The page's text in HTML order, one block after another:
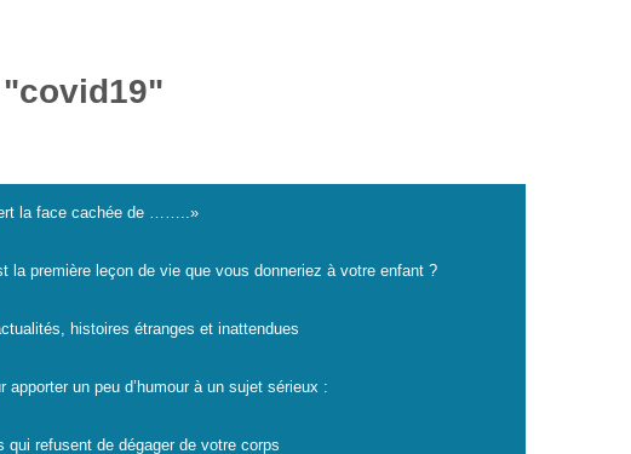
la face cachée de ……..»
la première leçon de vie que vous donneriez à votre enfant ?
histoires étranges et inattendues
un peu d’humour à un sujet sérieux :
qui refusent de dégager de votre corps